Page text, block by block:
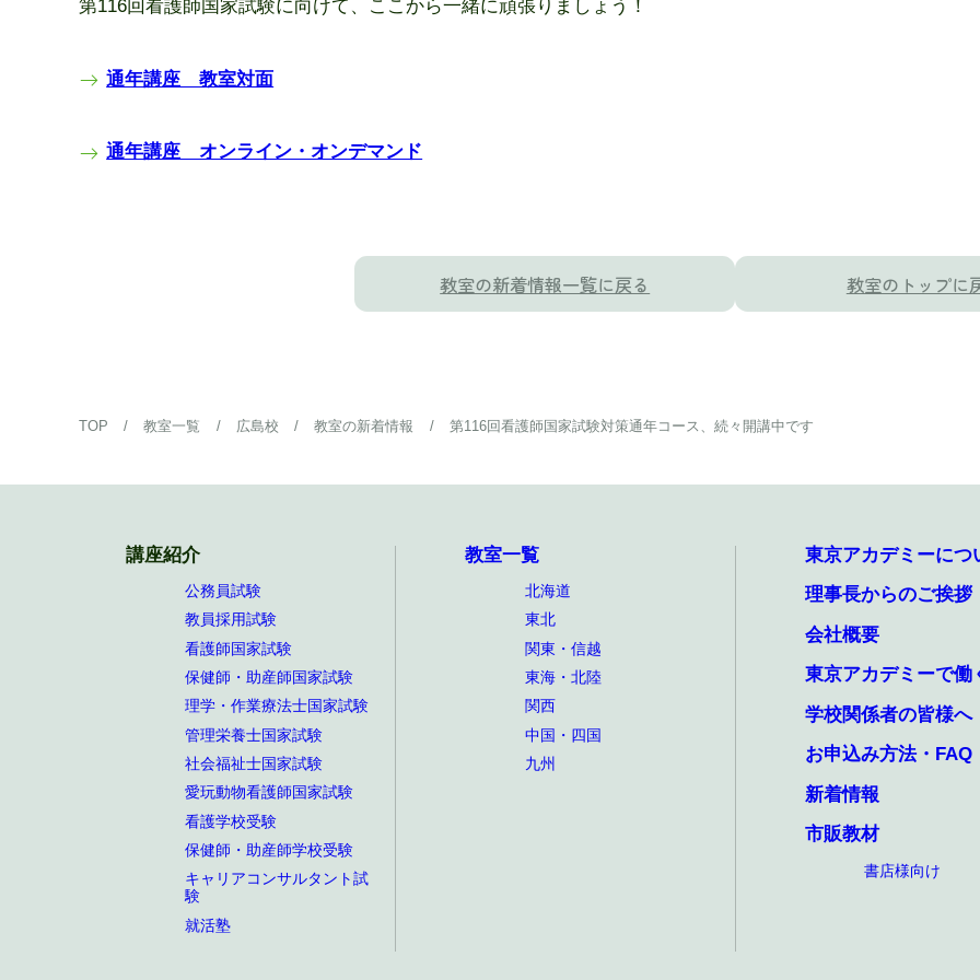
第116回看護師国家試験に向けて、 ここから一緒に頑張りましょう！
通年講座 教室対面
通年講座 オンライン・オンデマンド
教室の新着情報一覧に戻る 教室のトップに
TOP / 教室一覧 / 広島校 / 教室の新着情報 / 第116回看護師国家試験対策通年コース、続々開講中です
講座紹介
公務員試験
教員採用試験
看護師国家試験
保健師・助産師国家試験
理学・作業療法士国家試験
管理栄養士国家試験
社会福祉士国家試験
愛玩動物看護師国家試験
看護学校受験
保健師・助産師学校受験
キャリアコンサルタント試
験
就活塾
教室一覧
北海道
東北
関東・信越
東海・北陸
関西
中国・四国
九州
東京アカデミーにつ
理事長からのご挨拶
会社概要
東京アカデミーで働
学校関係者の皆様へ
お申込み方法・FAQ
新着情報
市販教材
書店様向け